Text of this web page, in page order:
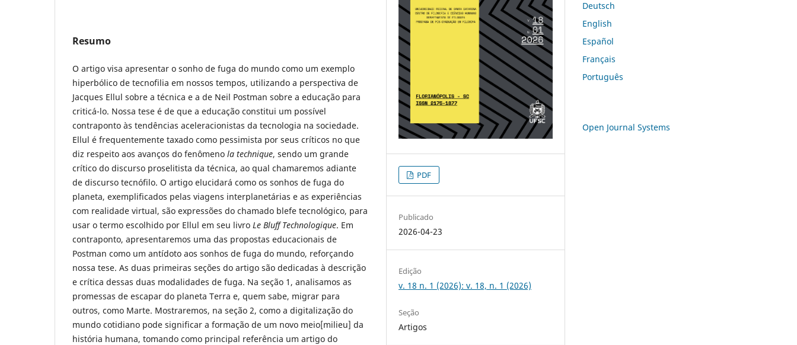
Resumo
O artigo visa apresentar o sonho de fuga do mundo como um exemplo
hiperbólico de tecnofilia em nossos tempos, utilizando a perspectiva de
Jacques Ellul sobre a técnica e a de Neil Postman sobre a educação para
criticá-lo. Nossa tese é de que a educação constitui um possível
contraponto às tendências aceleracionistas da tecnologia na sociedade.
Ellul é frequentemente taxado como pessimista por seus críticos no que
diz respeito aos avanços do fenômeno la technique, sendo um grande
crítico do discurso proselitista da técnica, ao qual chamaremos adiante
de discurso tecnófilo. O artigo elucidará como os sonhos de fuga do
planeta, exemplificados pelas viagens interplanetárias e as experiências
com realidade virtual, são expressões do chamado blefe tecnológico, para
usar o termo escolhido por Ellul em seu livro Le Bluff Technologique. Em
contraponto, apresentaremos uma das propostas educacionais de
Postman como um antídoto aos sonhos de fuga do mundo, reforçando
nossa tese. As duas primeiras seções do artigo são dedicadas à descrição
e crítica dessas duas modalidades de fuga. Na seção 1, analisamos as
promessas de escapar do planeta Terra e, quem sabe, migrar para
outros, como Marte. Mostraremos, na seção 2, como a digitalização do
mundo cotidiano pode significar a formação de um novo meio[milieu] da
história humana, tomando como principal referência um artigo do
PDF
Publicado
2026-04-23
Edição
v. 18 n. 1 (2026): v. 18, n. 1 (2026)
Seção
Artigos
Deutsch
English
Español
Français
Português
Open Journal Systems